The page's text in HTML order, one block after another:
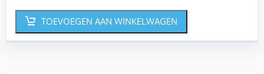
TOEVOEGEN AAN WINKELWAGEN